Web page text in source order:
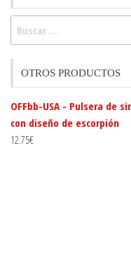
OTROS PRODUCTOS
OFFbb-USA - Pulsera de
con diseño de escorpión
12.75€